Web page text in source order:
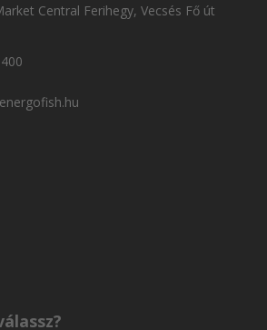
Central Ferihegy, Vecsés Fő út